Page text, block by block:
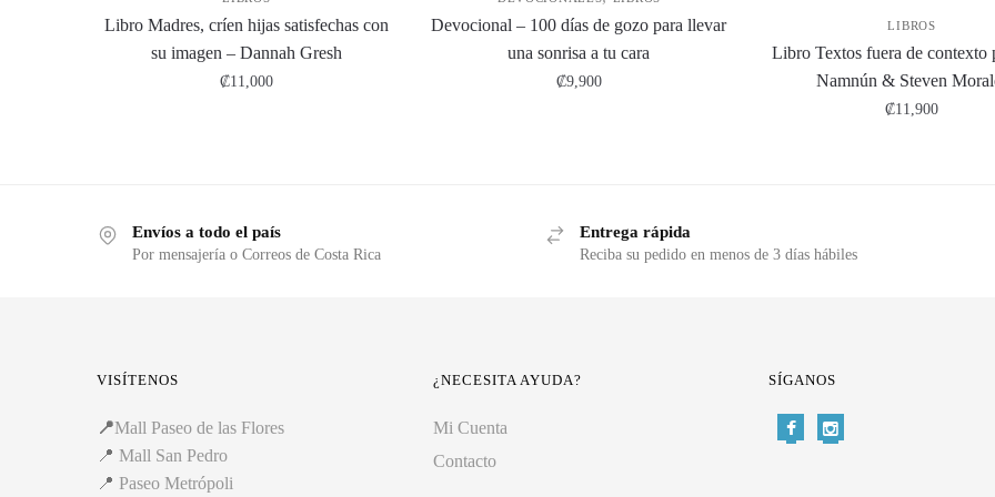
Libro Madres, críen hijas satisfechas con
su imagen – Dannah Gresh
₡11,000
Devocional – 100 días de gozo para llevar
una sonrisa a tu cara
₡9,900
LIBROS
Libro Textos fuera de contexto
Namnún & Steven
₡11,900
Envíos a todo el país
Por mensajería o Correos de Costa Rica
Entrega rápida
Reciba su pedido en menos de 3 días hábiles
VISÍTENOS
📍Mall Paseo de las Flores
📍 Mall San Pedro
📍 Paseo Metrópoli
¿NECESITA AYUDA?
Mi Cuenta
Contacto
SÍGANOS